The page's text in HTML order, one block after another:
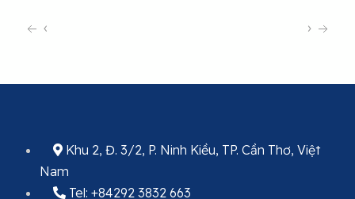
‹ ›
Khu 2, Đ. 3/2, P. Ninh Kiều, TP. Cần Thơ, Việt
Nam
Tel: +84292 3832 663